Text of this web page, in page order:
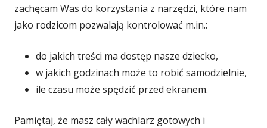
zachęcam Was do korzystania z narzędzi, które nam
jako rodzicom pozwalają kontrolować m.in.:
do jakich treści ma dostęp nasze dziecko,
w jakich godzinach może to robić samodzielnie,
ile czasu może spędzić przed ekranem.
Pamiętaj, że masz cały wachlarz gotowych i